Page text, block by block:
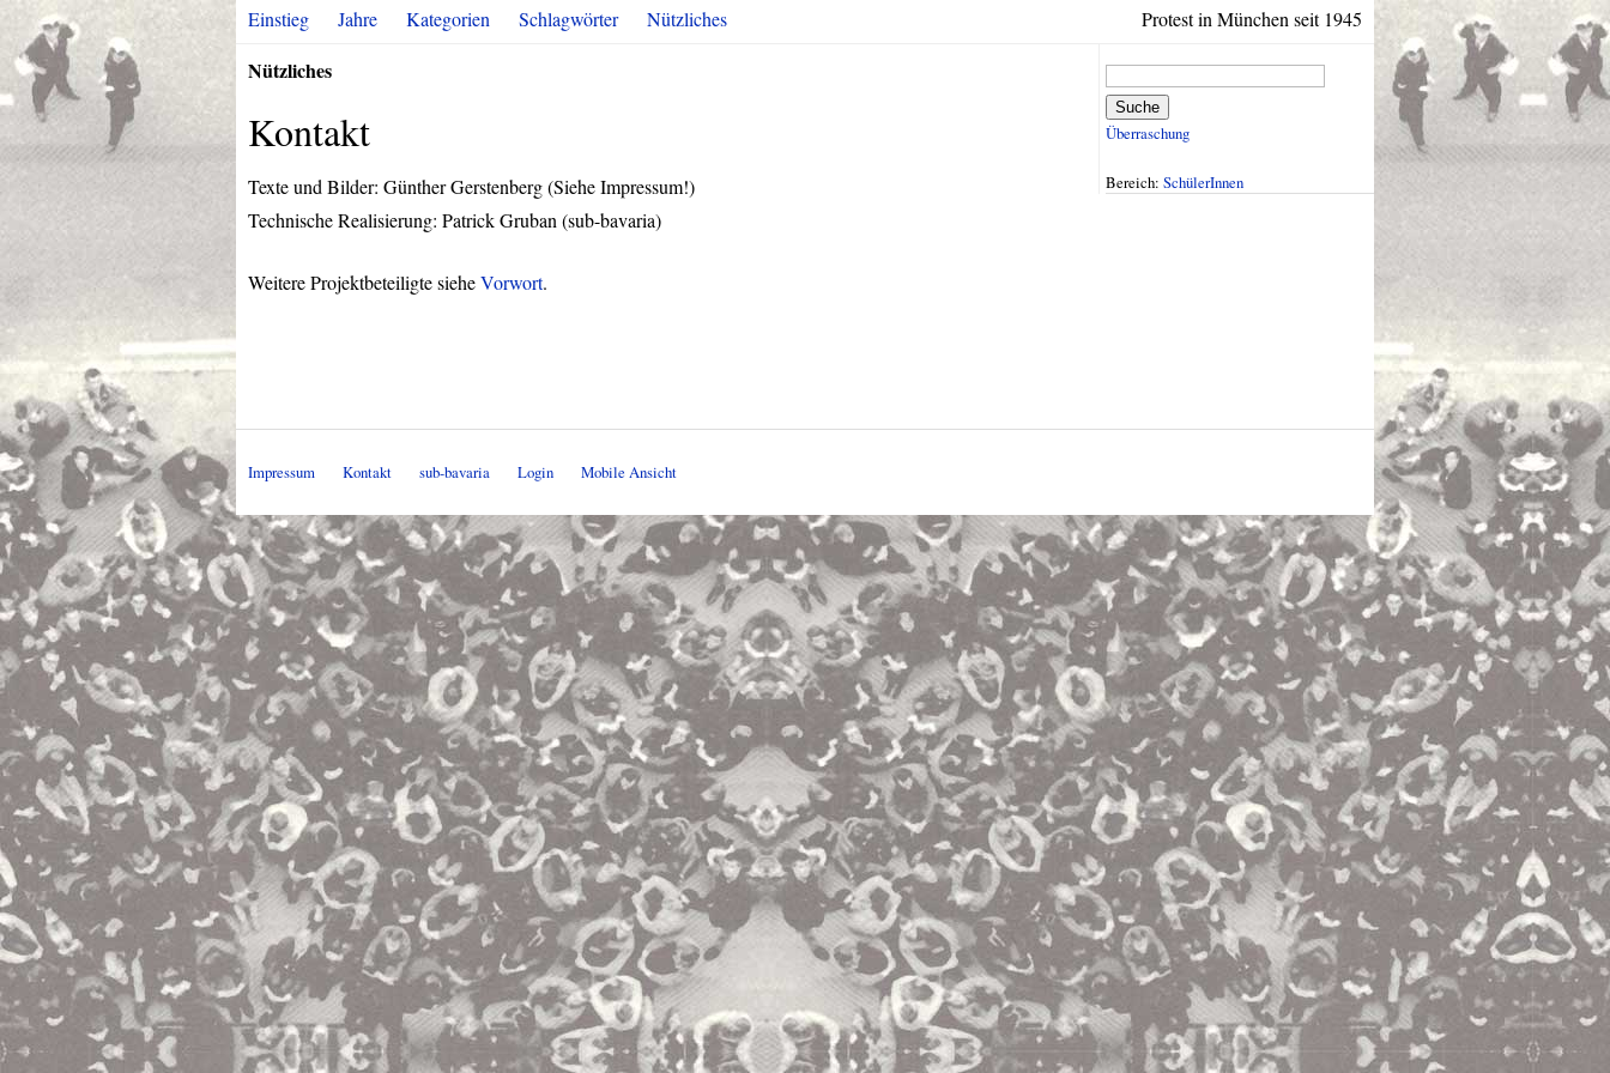
Protest in München seit 1945
Einstieg Jahre Kategorien Schlagwörter Nützliches
Nützliches
Kontakt
Texte und Bilder: Günther Gerstenberg (Siehe Impressum!)
Technische Realisierung: Patrick Gruban (sub-bavaria)
Weitere Projektbeteiligte sieheVorwort.
Suche
Überraschung
Bereich: SchülerInnen
Impressum Kontakt sub-bavaria Login Mobile Ansicht